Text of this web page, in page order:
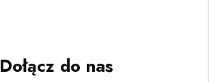
Dołącz do nas